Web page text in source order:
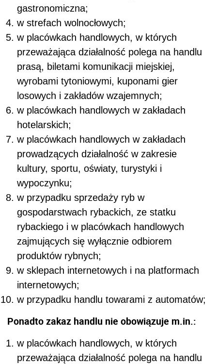
gastronomiczna;
w strefach wolnocłowych;
w placówkach handlowych, w których
przeważająca działalność polega na handlu
prasą, biletami komunikacji miejskiej,
wyrobami tytoniowymi, kuponami gier
losowych i zakładów wzajemnych;
w placówkach handlowych w zakładach
hotelarskich;
w placówkach handlowych w zakładach
prowadzących działalność w zakresie
kultury, sportu, oświaty, turystyki i
wypoczynku;
w przypadku sprzedaży ryb w
gospodarstwach rybackich, ze statku
rybackiego i w placówkach handlowych
zajmujących się wyłącznie odbiorem
produktów rybnych;
w sklepach internetowych i na platformach
internetowych;
w przypadku handlu towarami z automatów;
Ponadto zakaz handlu nie obowiązuje m.in.:
w placówkach handlowych, w których
przeważająca działalność polega na handlu